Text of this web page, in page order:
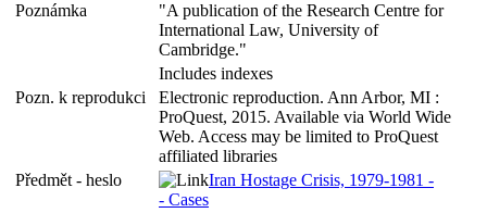
Poznámka
"A publication of the Research Centre for
International Law, University of
Cambridge."
Includes indexes
Pozn. k reprodukci
Electronic reproduction. Ann Arbor, MI :
ProQuest, 2015. Available via World Wide
Web. Access may be limited to ProQuest
affiliated libraries
Předmět - heslo
Iran Hostage Crisis, 1979-1981 -
- Cases